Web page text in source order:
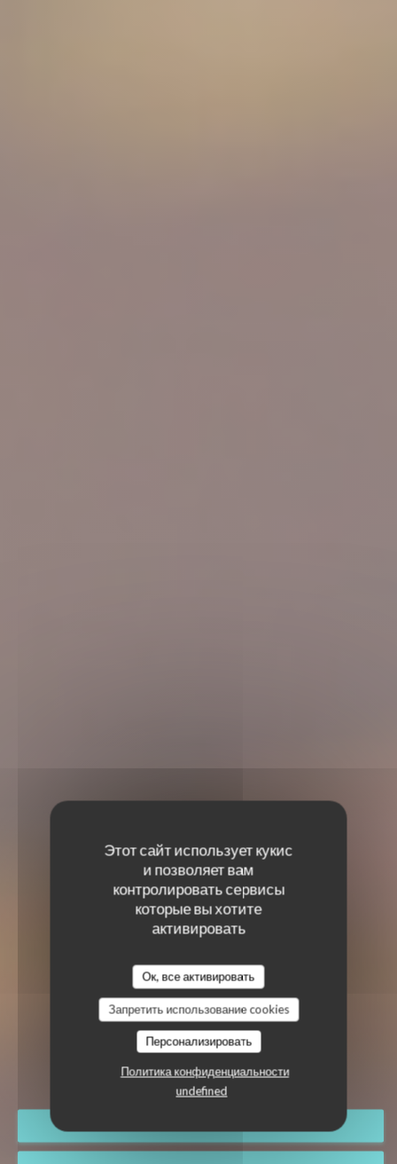
Этот сайт использует кукис
и позволяет вам
контролировать сервисы
которые вы хотите
активировать
Ок, все активировать
Запретить использование cookies
Персонализировать
Политика конфиденциальности
undefined
TI CASE CREOLE
КРЕОЛЬСКИЙ РЕСТОРАН|PARIS